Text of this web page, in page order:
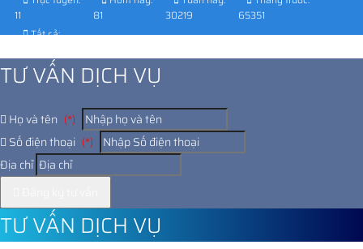
11
81
30219
65351
Tất cả:
TƯ VẤN DỊCH VỤ
Họ và tên (*)
Số điện thoại (*)
Địa chỉ
TƯ VẤN DỊCH VỤ